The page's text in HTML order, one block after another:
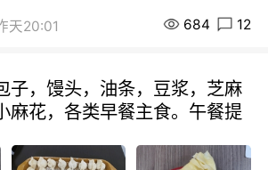
天20:01 684 12
子，馒头，油条，豆浆，芝麻
麻花，各类早餐主食。午餐提